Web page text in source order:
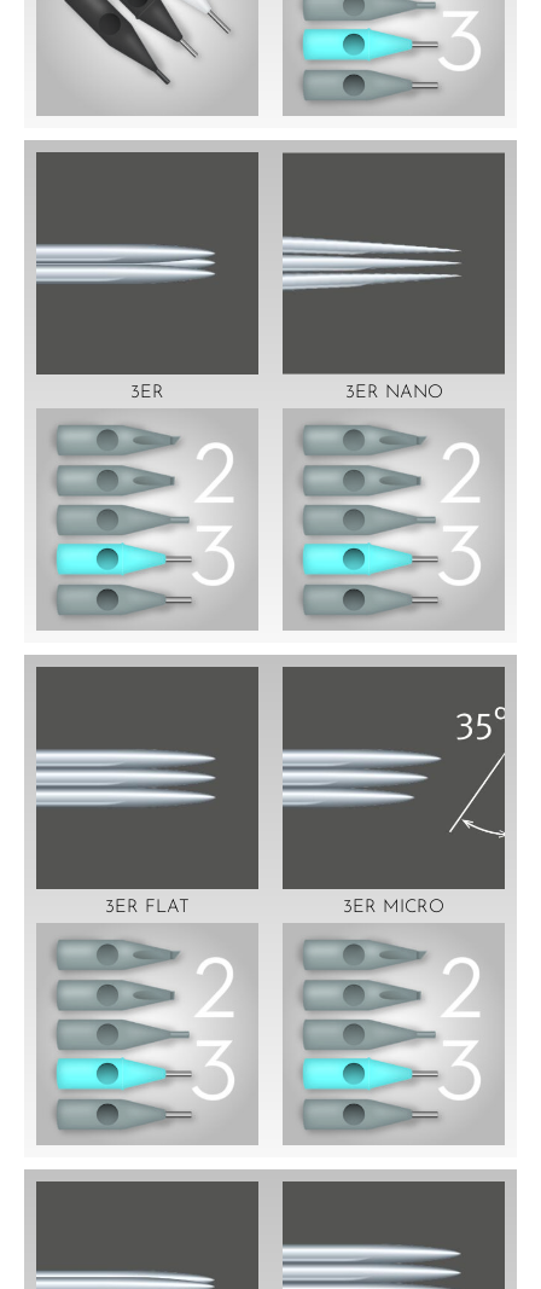
3ER 3ER NANO
3ER FLAT 3ER MICRO